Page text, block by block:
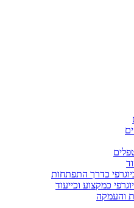
כדרך התפתחות
כמקצוע וכייעוד
והעמקה